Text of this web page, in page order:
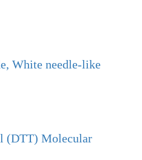
White needle-like
(DTT) Molecular